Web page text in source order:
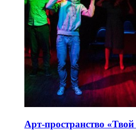
Арт-пространство «Твой